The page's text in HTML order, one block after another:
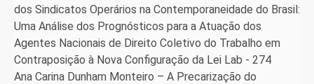
dos Sindicatos Operários na Contemporaneidade do Brasil:
Uma Análise dos Prognósticos para a Atuação dos
Agentes Nacionais de Direito Coletivo do Trabalho em
Contraposição à Nova Configuração da Lei Lab - 274
Ana Carina Dunham Monteiro – A Precarização do